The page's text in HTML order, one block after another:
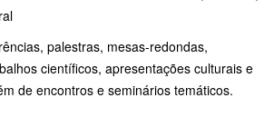
palestras, mesas-redondas,
científicos, apresentações culturais e
de encontros e seminários temáticos.